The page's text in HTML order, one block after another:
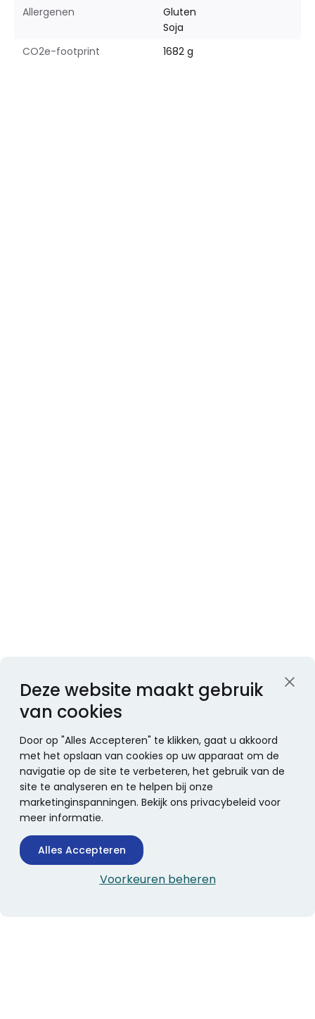
Allergenen
Gluten
Soja
CO2e-footprint
1682 g
Deze website maakt gebruik
van cookies
Door op "Alles Accepteren" te klikken, gaat u akkoord
met het opslaan van cookies op uw apparaat om de
navigatie op de site te verbeteren, het gebruik van de
site te analyseren en te helpen bij onze
marketinginspanningen. Bekijk ons privacybeleid voor
meer informatie.
Alles Accepteren
Voorkeuren beheren